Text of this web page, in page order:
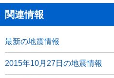
関連情報
最新の地震情報
2015年10月27日の地震情報